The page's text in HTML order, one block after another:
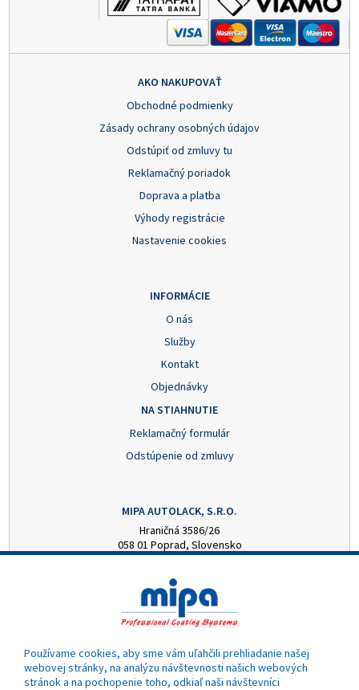
AKO NAKUPOVAŤ
Obchodné podmienky
Zásady ochrany osobných údajov
Odstúpiť od zmluvy tu
Reklamačný poriadok
Doprava a platba
Výhody registrácie
Nastavenie cookies
INFORMÁCIE
O nás
Služby
Kontakt
Objednávky
NA STIAHNUTIE
Reklamačný formulár
Odstúpenie od zmluvy
MIPA AUTOLACK, S.R.O.
Hraničná 3586/26
058 01 Poprad, Slovensko
mipa@autolack.sk
OTVÁRACIE HODINY
Pondelok - Piatok: 8:00 - 16:00 hod.
Používame cookies, aby sme vám uľahčili prehliadanie našej
webovej stránky, na analýzu návštevnosti našich webových
stránok a na pochopenie toho, odkiaľ naši návštevníci